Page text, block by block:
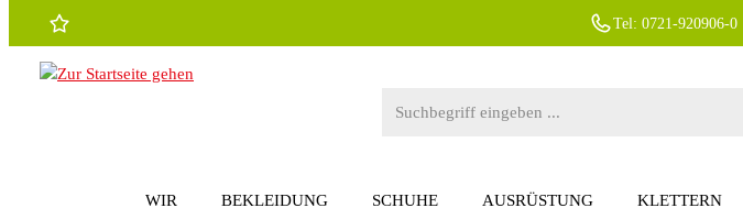
Hauptinhalt springen
Zur Suche springen
Zur Hauptnavigation springen Tel: 0721-920906-0
WIR BEKLEIDUNG SCHUHE AUSRÜSTUNG KLETTERN